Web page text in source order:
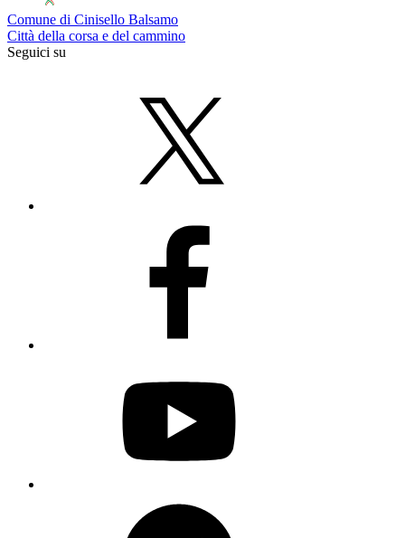
Comune di Cinisello Balsamo
Città della corsa e del cammino
Seguici su